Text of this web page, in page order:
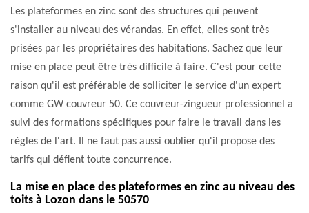
Les plateformes en zinc sont des structures qui peuvent
s'installer au niveau des vérandas. En effet, elles sont très
prisées par les propriétaires des habitations. Sachez que leur
mise en place peut être très difficile à faire. C'est pour cette
raison qu'il est préférable de solliciter le service d'un expert
comme GW couvreur 50. Ce couvreur-zingueur professionnel a
suivi des formations spécifiques pour faire le travail dans les
règles de l'art. Il ne faut pas aussi oublier qu'il propose des
tarifs qui défient toute concurrence.
La mise en place des plateformes en zinc au niveau des
toits à Lozon dans le 50570